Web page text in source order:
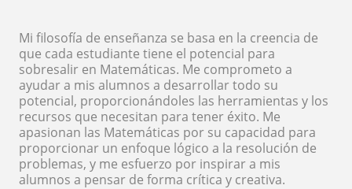
Mi filosofía de enseñanza se basa en la creencia de
que cada estudiante tiene el potencial para
sobresalir en Matemáticas. Me comprometo a
ayudar a mis alumnos a desarrollar todo su
potencial, proporcionándoles las herramientas y los
recursos que necesitan para tener éxito. Me
apasionan las Matemáticas por su capacidad para
proporcionar un enfoque lógico a la resolución de
problemas, y me esfuerzo por inspirar a mis
alumnos a pensar de forma crítica y creativa.